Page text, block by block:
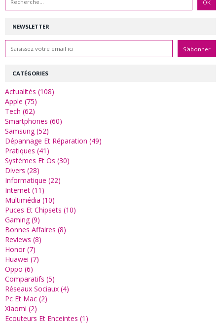
NEWSLETTER
CATÉGORIES
Actualités (108)
Apple (75)
Tech (62)
Smartphones (60)
Samsung (52)
Dépannage Et Réparation (49)
Pratiques (41)
Systèmes Et Os (30)
Divers (28)
Informatique (22)
Internet (11)
Multimédia (10)
Puces Et Chipsets (10)
Gaming (9)
Bonnes Affaires (8)
Reviews (8)
Honor (7)
Huawei (7)
Oppo (6)
Comparatifs (5)
Réseaux Sociaux (4)
Pc Et Mac (2)
Xiaomi (2)
Ecouteurs Et Enceintes (1)